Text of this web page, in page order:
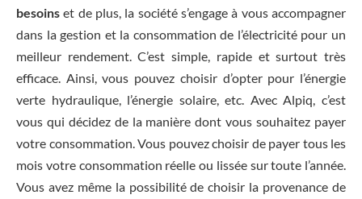
besoins et de plus, la société s’engage à vous accompagner
dans la gestion et la consommation de l’électricité pour un
meilleur rendement. C’est simple, rapide et surtout très
efficace. Ainsi, vous pouvez choisir d’opter pour l’énergie
verte hydraulique, l’énergie solaire, etc. Avec Alpiq, c’est
vous qui décidez de la manière dont vous souhaitez payer
votre consommation. Vous pouvez choisir de payer tous les
mois votre consommation réelle ou lissée sur toute l’année.
Vous avez même la possibilité de choisir la provenance de